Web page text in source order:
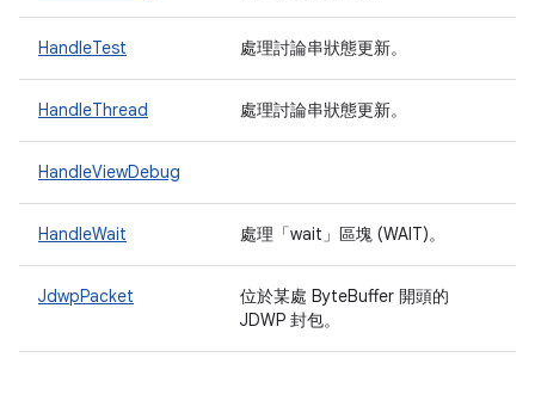
HandleTest 處理討論串狀態更新。
HandleThread 處理討論串狀態更新。
HandleViewDebug
HandleWait 處理「wait」區塊 (WAIT)。
JdwpPacket
位於某處 ByteBuffer 開頭的
JDWP 封包。